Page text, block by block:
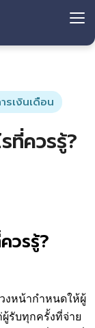
รเงินเดือน
ที่ควรรู้?
วรรู้?
งหน้ากำหนดให้ผู้
รับทุกครั้งที่จ่าย